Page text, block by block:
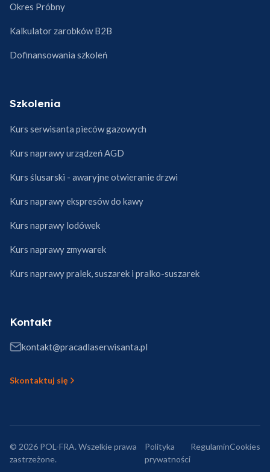
Okres Próbny
Kalkulator zarobków B2B
Dofinansowania szkoleń
Szkolenia
Kurs serwisanta pieców gazowych
Kurs naprawy urządzeń AGD
Kurs ślusarski - awaryjne otwieranie drzwi
Kurs naprawy ekspresów do kawy
Kurs naprawy lodówek
Kurs naprawy zmywarek
Kurs naprawy pralek, suszarek i pralko-suszarek
Kontakt
kontakt@pracadlaserwisanta.pl
Skontaktuj się
© 2026 POL-FRA. Wszelkie prawa
zastrzeżone.
Polityka
prywatności
RegulaminCookies